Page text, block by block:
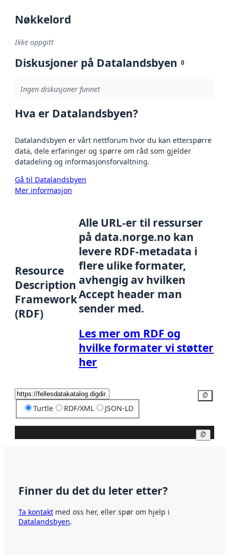
Nøkkelord
Ikke oppgitt
Diskusjoner på Datalandsbyen 0
Ingen diskusjoner funnet
Hva er Datalandsbyen?
Datalandsbyen er vårt nettforum hvor du kan etterspørre
data, dele erfaringer og spørre om råd som gjelder
datadeling og informasjonsforvaltning.
Gå til Datalandsbyen
Mer informasjon
Resource
Description
Framework
(RDF)
Alle URL-er til ressurser
på data.norge.no kan
levere RDF-metadata i
flere ulike formater,
avhengig av hvilken
Accept header man
sender med.
Les mer om RDF og
hvilke formater vi støtter
her
Turtle RDF/XML JSON-LD
Finner du det du leter etter?
Ta kontakt med oss her, eller spør om hjelp i
Datalandsbyen.